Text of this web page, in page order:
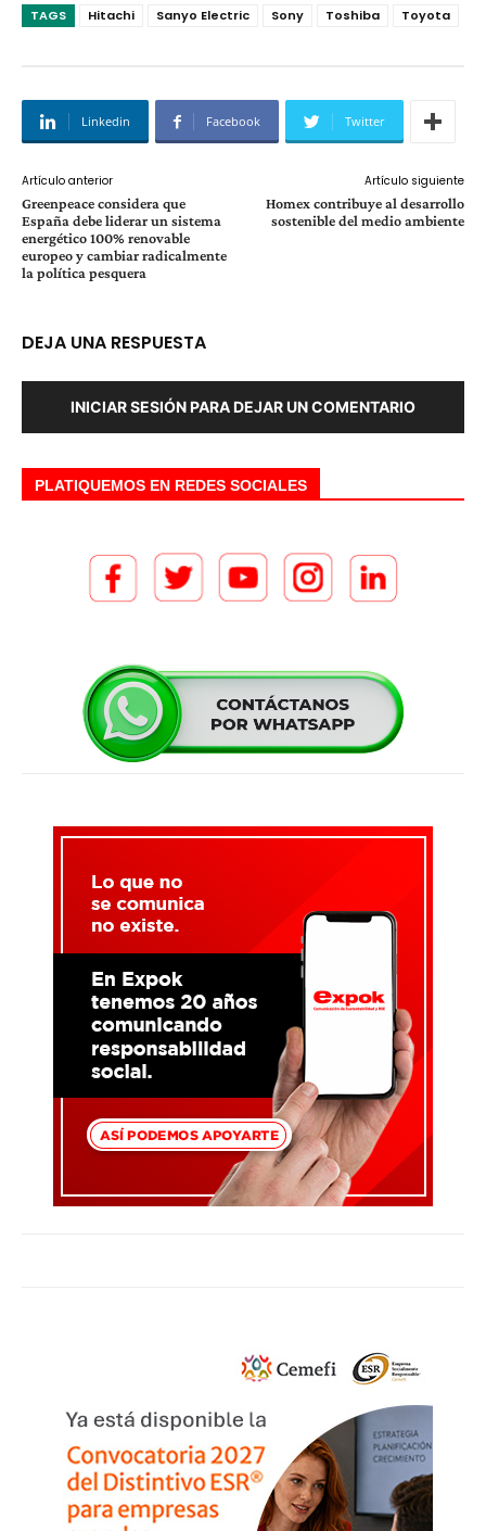
TAGS Hitachi Sanyo Electric Sony Toshiba Toyota
Linkedin Facebook Twitter
Artículo anterior
Greenpeace considera que
España debe liderar un sistema
energético 100% renovable
europeo y cambiar radicalmente
la política pesquera
Artículo siguiente
Homex contribuye al desarrollo
sostenible del medio ambiente
DEJA UNA RESPUESTA
INICIAR SESIÓN PARA DEJAR UN COMENTARIO
PLATIQUEMOS EN REDES SOCIALES